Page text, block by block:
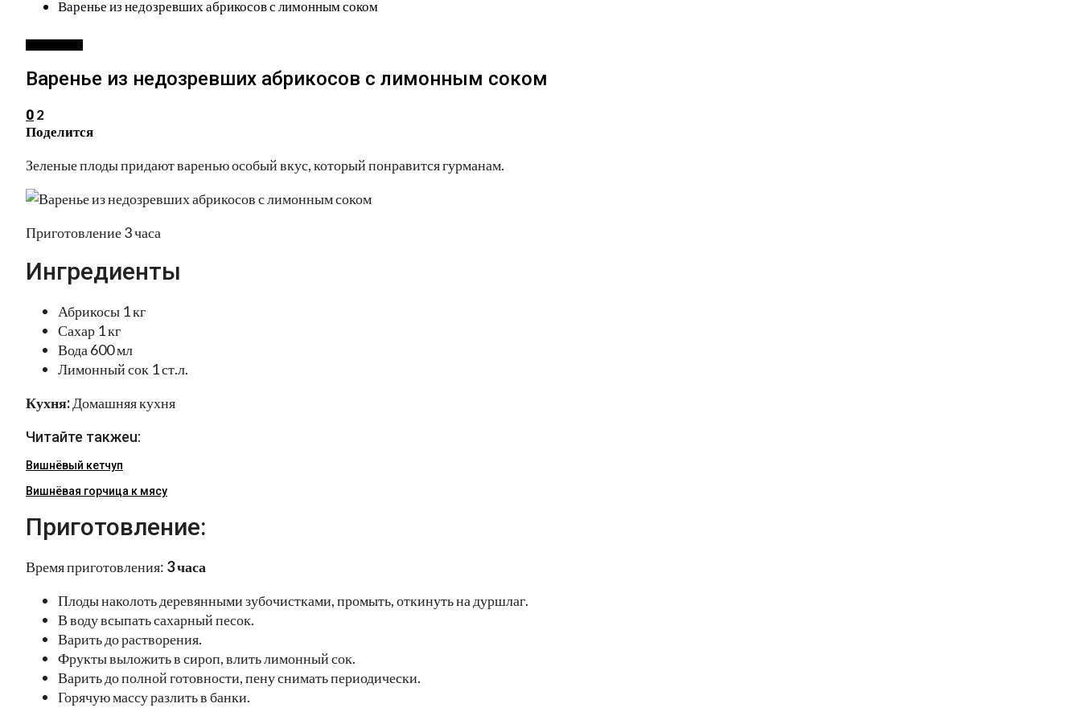
Варенье из недозревших абрикосов с лимонным соком
Варенье из недозревших абрикосов с лимонным соком
0 2
Поделится
Зеленые плоды придают варенью особый вкус, который понравится гурманам.
Приготовление 3 часа
Ингредиенты
Абрикосы 1 кг
Сахар 1 кг
Вода 600 мл
Лимонный сок 1 ст.л.
Кухня: Домашняя кухня
Читайте такжеu:
Вишнёвый кетчуп
Вишнёвая горчица к мясу
Приготовление:
Время приготовления: 3 часа
Плоды наколоть деревянными зубочистками, промыть, откинуть на дуршлаг.
В воду всыпать сахарный песок.
Варить до растворения.
Фрукты выложить в сироп, влить лимонный сок.
Варить до полной готовности, пену снимать периодически.
Горячую массу разлить в банки.